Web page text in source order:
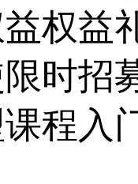
权益
时招
程入